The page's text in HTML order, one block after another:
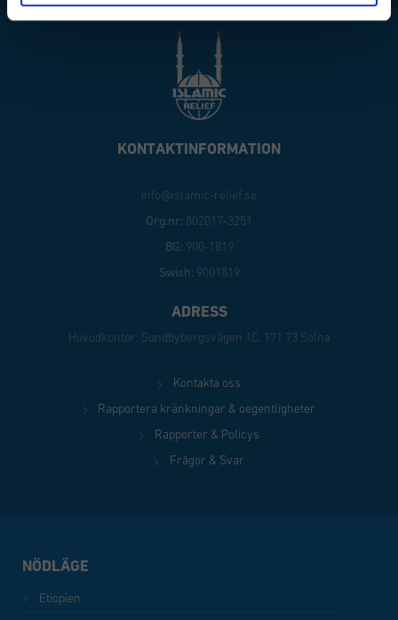
KONTAKTINFORMATION
info@islamic-relief.se
Org.nr: 802017-3251
BG: 900-1819
Swish: 9001819
ADRESS
Huvudkontor: Sundbybergsvägen 1C, 171 73 Solna
Kontakta oss
Rapportera kränkningar & oegentligheter
Rapporter & Policys
Frågor & Svar
NÖDLÄGE
Etiopien